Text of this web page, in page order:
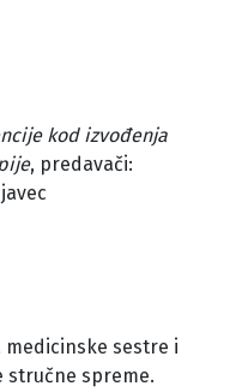
kod izvođenja
, predavači:
sestre i
stručne spreme.